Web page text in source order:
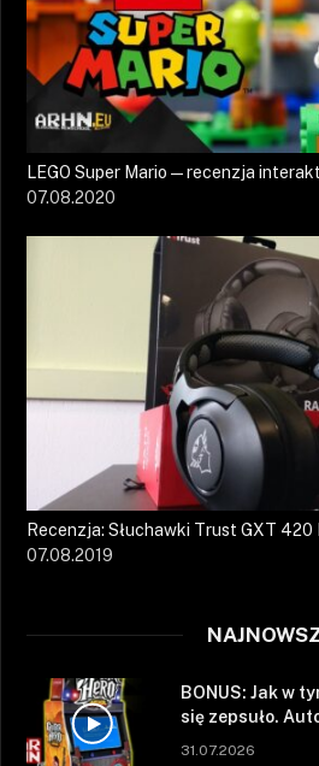
LEGO Super Mario — recenzja
07.08.2020
Recenzja: Słuchawki Trust GXT 420
07.08.2019
BONUS: Jak w
się zepsuło.
31.07.2026